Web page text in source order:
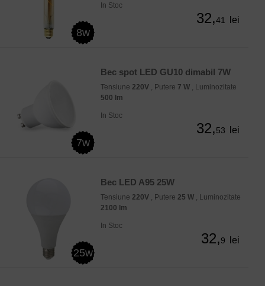
8w
In Stoc
32,41 lei
7w
Bec spot LED GU10 dimabil 7W
Tensiune 220V , Putere 7 W , Luminozitate
500 lm
In Stoc
32,53 lei
25w
Bec LED A95 25W
Tensiune 220V , Putere 25 W , Luminozitate
2100 lm
In Stoc
32,9 lei